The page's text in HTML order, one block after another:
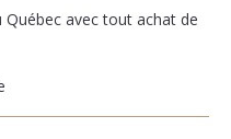
avec tout achat de